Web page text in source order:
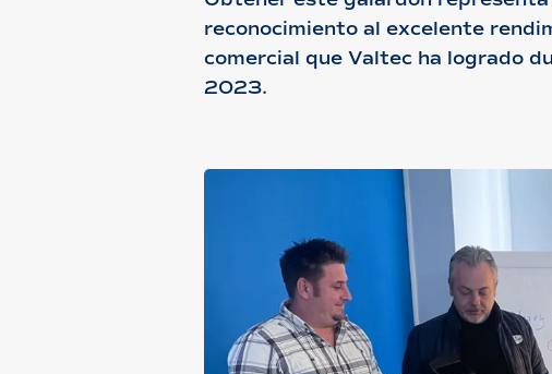
reconocimiento al excelente
comercial que Valtec ha logrado
2023.